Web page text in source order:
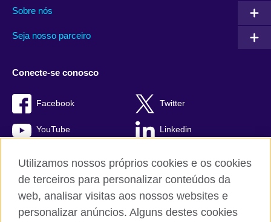
Sobre nós
Seja nosso parceiro
Conecte-se conosco
Facebook Twitter
YouTube Linkedin
British Council global
Utilizamos nossos próprios cookies e os cookies
de terceiros para personalizar conteúdos da
web, analisar visitas aos nossos websites e
personalizar anúncios. Alguns destes cookies